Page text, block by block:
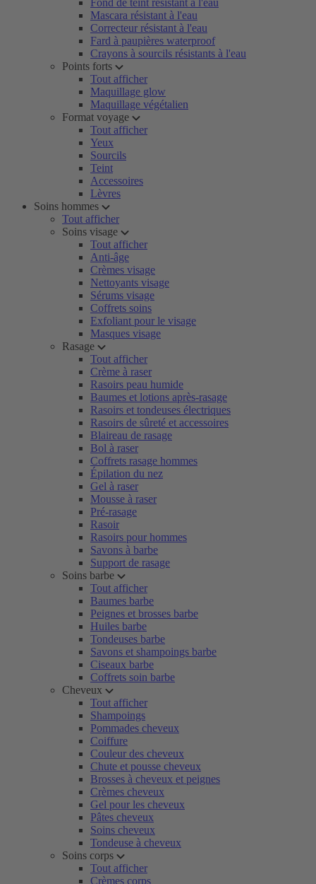
Fond de teint résistant à l'eau
Mascara résistant à l'eau
Correcteur résistant à l'eau
Fard à paupières waterproof
Crayons à sourcils résistants à l'eau
Points forts
Tout afficher
Maquillage glow
Maquillage végétalien
Format voyage
Tout afficher
Yeux
Sourcils
Teint
Accessoires
Lèvres
Soins hommes
Tout afficher
Soins visage
Tout afficher
Anti-âge
Crèmes visage
Nettoyants visage
Sérums visage
Coffrets soins
Exfoliant pour le visage
Masques visage
Rasage
Tout afficher
Crème à raser
Rasoirs peau humide
Baumes et lotions après-rasage
Rasoirs et tondeuses électriques
Rasoirs de sûreté et accessoires
Blaireau de rasage
Bol à raser
Coffrets rasage hommes
Épilation du nez
Gel à raser
Mousse à raser
Pré-rasage
Rasoir
Rasoirs pour hommes
Savons à barbe
Support de rasage
Soins barbe
Tout afficher
Baumes barbe
Peignes et brosses barbe
Huiles barbe
Tondeuses barbe
Savons et shampoings barbe
Ciseaux barbe
Coffrets soin barbe
Cheveux
Tout afficher
Shampoings
Pommades cheveux
Coiffure
Couleur des cheveux
Chute et pousse cheveux
Brosses à cheveux et peignes
Crèmes cheveux
Gel pour les cheveux
Pâtes cheveux
Soins cheveux
Tondeuse à cheveux
Soins corps
Tout afficher
Crèmes corps